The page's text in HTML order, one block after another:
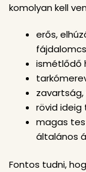
komolyan kell
erős,
ismétlődő
rövid
magas
általános
Fontos tudni,